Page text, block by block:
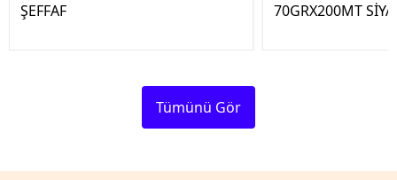
ŞEFFAF
70GRX200MT
Tümünü Gör